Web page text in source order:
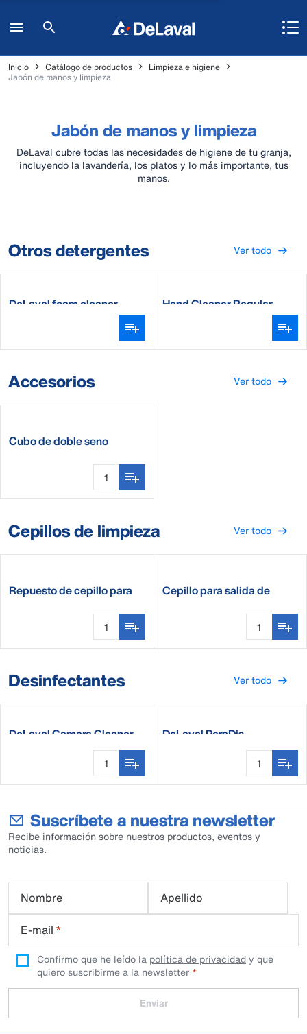
Inicio Catálogo de productos
Limpieza e higiene
Jabón de manos y limpieza
Jabón de manos y limpieza
DeLaval cubre todas las necesidades de higiene de tu granja,
incluyendo la lavandería, los platos y lo más importante, tus
manos.
Otros detergentes Ver todo
DeLaval foam cleaner Hand Cleaner Regular
Accesorios Ver todo
Cubo de doble seno
Cepillos de limpieza Ver todo
Repuesto de cepillo para Cepillo para salida de
Desinfectantes Ver todo
DeLaval Camera Cleaner DeLaval PeraDis
Suscríbete a nuestra newsletter
Recibe información sobre nuestros productos, eventos y
noticias.
Nombre
Apellido
E-mail *
Confirmo que he leído la política de privacidady que
quiero suscribirme a la newsletter
Enviar